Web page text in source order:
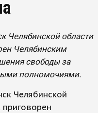
Челябинской области
Челябинским
свободы за
полномочиями.
Челябинской
приговорен